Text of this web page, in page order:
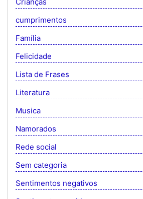
cumprimentos
Família
Felicidade
Lista de Frases
Literatura
Musica
Namorados
Rede social
Sem categoria
Sentimentos negativos